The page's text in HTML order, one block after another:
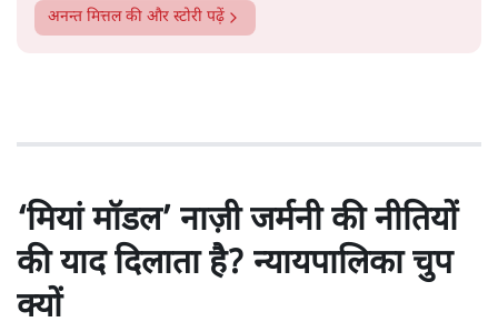
अनन्त मित्तलकी और स्टोरी पढ़ें
‘मियां मॉडल’ नाज़ी जर्मनी की नीतियों
की याद दिलाता है? न्यायपालिका चुप
क्यों